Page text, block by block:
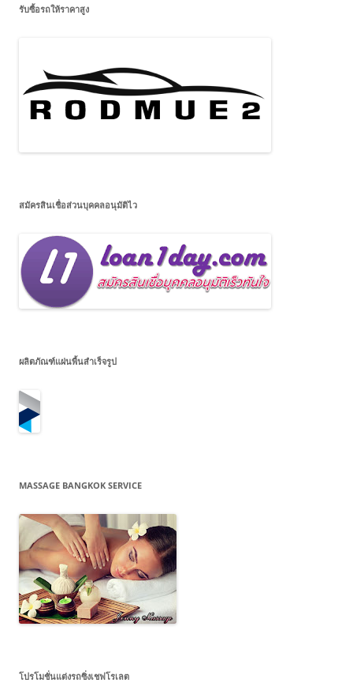
รับซื้อรถให้ราคาสูง
สมัครสินเชื่อส่วนบุคคลอนุมัติไว
ผลิตภัณฑ์แผ่นพื้นสำเร็จรูป
MASSAGE BANGKOK SERVICE
โปรโมชั่นแต่งรถซิ่งเชฟโรเลต